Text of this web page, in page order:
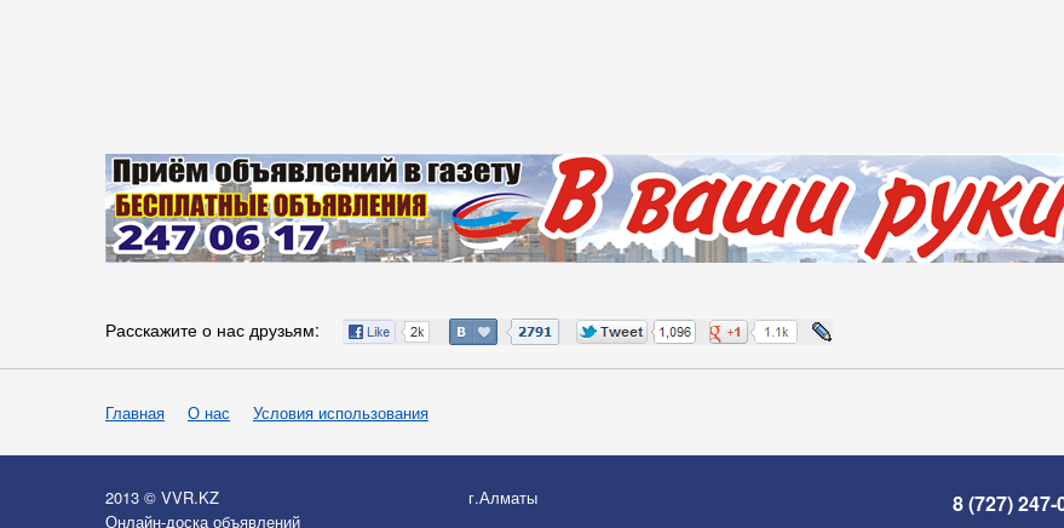
Расскажите о нас друзьям:
Главная О нас Условия использования
2013 © VVR.KZ
Онлайн-доска объявлений
г.Алматы 8 (727) 247-